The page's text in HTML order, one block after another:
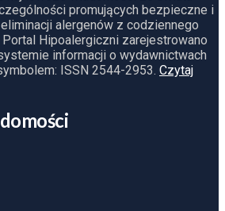
promujących bezpieczne i
alergenów z codziennego
Portal Hipoalergiczni zarejestrowano
informacji o wydawnictwach
ISSN 2544-2953. Czytaj